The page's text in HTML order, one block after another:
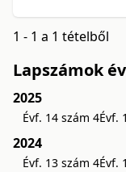
1 - 1 a 1 tételből
Lapszámok
2025
Évf. 14 szám 4Évf.
2024
Évf. 13 szám 4Évf.